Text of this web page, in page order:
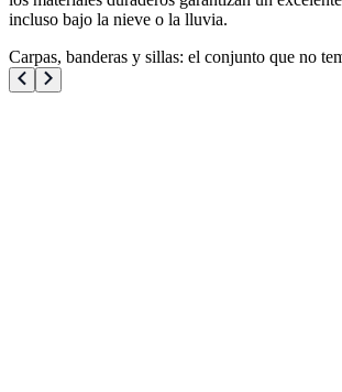
incluso bajo la nieve o la lluvia.
Carpas, banderas y sillas: el conjunto que no